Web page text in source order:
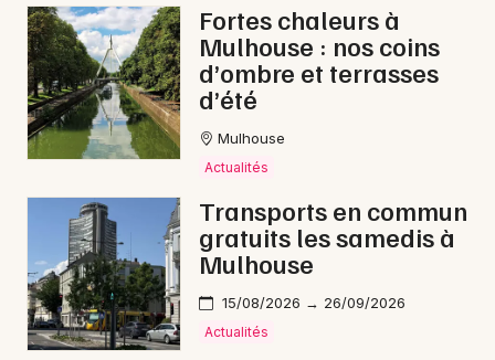
Fortes chaleurs à
Mulhouse : nos coins
d’ombre et terrasses
d’été
Mulhouse
Actualités
Transports en commun
gratuits les samedis à
Mulhouse
15/08/2026 → 26/09/2026
Actualités